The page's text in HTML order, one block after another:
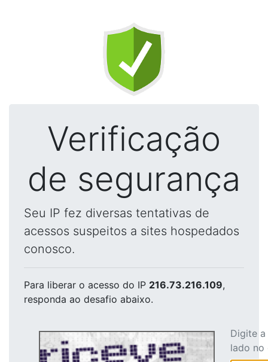
Verificação
de segurança
Seu IP fez diversas tentativas de
acessos suspeitos a sites hospedados
conosco.
Para liberar o acesso do IP 216.73.216.109,
responda ao desafio abaixo.
Digite
lado no